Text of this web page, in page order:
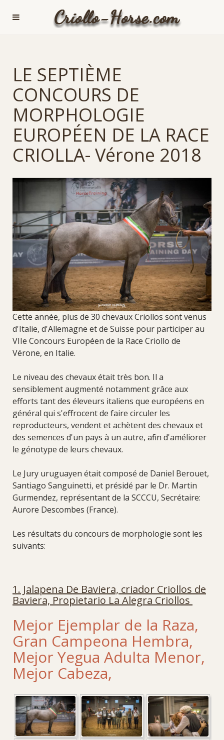
LE SEPTIÈME
CONCOURS DE
MORPHOLOGIE
EUROPÉEN DE LA RACE
CRIOLLA- Vérone 2018
Cette année, plus de 30 chevaux Criollos sont venus
d'Italie, d'Allemagne et de Suisse pour participer au
VIIe Concours Européen de la Race Criollo de
Vérone, en Italie.
Le niveau des chevaux était très bon. Il a
sensiblement augmenté notamment grâce aux
efforts tant des éleveurs italiens que européens en
général qui s'effrocent de faire circuler les
reproducteurs, vendent et achètent des chevaux et
des semences d'un pays à un autre, afin d'améliorer
le génotype de leurs chevaux.
Le Jury uruguayen était composé de Daniel Berouet,
Santiago Sanguinetti, et présidé par le Dr. Martin
Gurmendez, représentant de la SCCCU, Secrétaire:
Aurore Descombes (France).
Les résultats du concours de morphologie sont les
suivants:
1. Jalapena De Baviera, criador Criollos de
Baviera, Propietario La Alegra Criollos
Mejor Ejemplar de la Raza,
Gran Campeona Hembra,
Mejor Yegua Adulta Menor,
Mejor Cabeza,